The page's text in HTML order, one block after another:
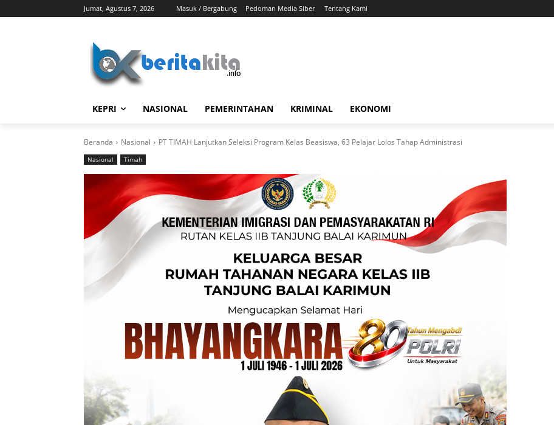
Jumat, Agustus 7, 2026 Masuk / Bergabung Pedoman Media Siber Tentang Kami
KEPRI NASIONAL PEMERINTAHAN KRIMINAL EKONOMI
Beranda Nasional PT TIMAH Lanjutkan Seleksi Program Kelas Beasiswa, 63 Pelajar Lolos Tahap Administrasi
Nasional Timah